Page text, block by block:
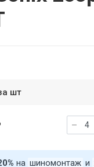
шт
на шиномонтаж и